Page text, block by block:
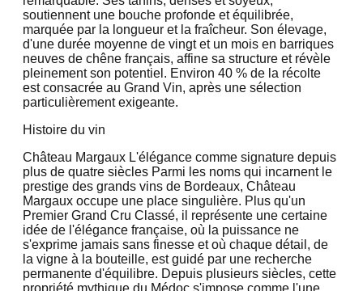
soutiennent une bouche profonde et équilibrée,
marquée par la longueur et la fraîcheur. Son élevage,
d'une durée moyenne de vingt et un mois en barriques
neuves de chêne français, affine sa structure et révèle
pleinement son potentiel. Environ 40 % de la récolte
est consacrée au Grand Vin, après une sélection
particulièrement exigeante.
Histoire du vin
Château Margaux L'élégance comme signature depuis
plus de quatre siècles Parmi les noms qui incarnent le
prestige des grands vins de Bordeaux, Château
Margaux occupe une place singulière. Plus qu'un
Premier Grand Cru Classé, il représente une certaine
idée de l'élégance française, où la puissance ne
s'exprime jamais sans finesse et où chaque détail, de
la vigne à la bouteille, est guidé par une recherche
permanente d'équilibre. Depuis plusieurs siècles, cette
propriété mythique du Médoc s'impose comme l'une